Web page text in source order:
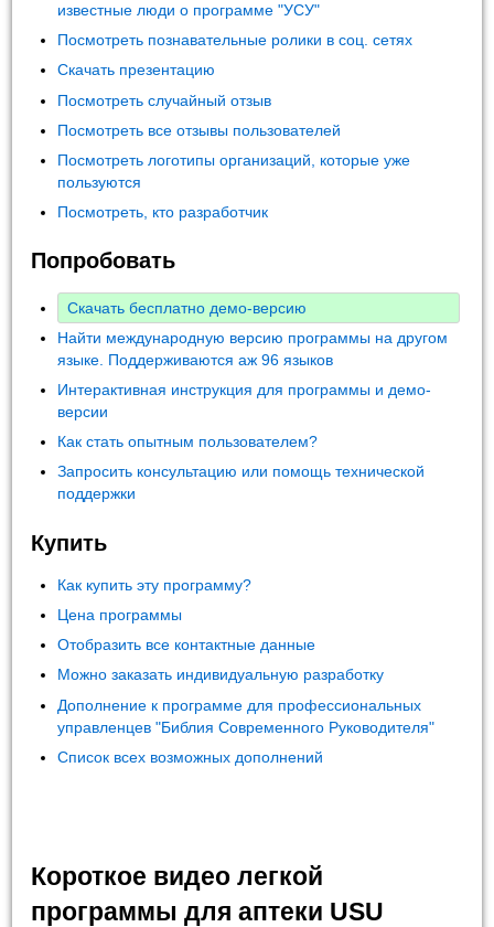
известные люди о программе "УСУ"
Посмотреть познавательные ролики в соц. сетях
Скачать презентацию
Посмотреть случайный отзыв
Посмотреть все отзывы пользователей
Посмотреть логотипы организаций, которые уже
пользуются
Посмотреть, кто разработчик
Попробовать
Скачать бесплатно демо-версию
Найти международную версию программы на другом
языке. Поддерживаются аж 96 языков
Интерактивная инструкция для программы и демо-
версии
Как стать опытным пользователем?
Запросить консультацию или помощь технической
поддержки
Купить
Как купить эту программу?
Цена программы
Отобразить все контактные данные
Можно заказать индивидуальную разработку
Дополнение к программе для профессиональных
управленцев "Библия Современного Руководителя"
Список всех возможных дополнений
Короткое видео легкой
программы для аптеки USU